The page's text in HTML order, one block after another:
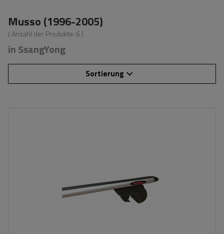
Musso (1996-2005)
( Anzahl der Produkte: 6 )
in SsangYong
Sortierung